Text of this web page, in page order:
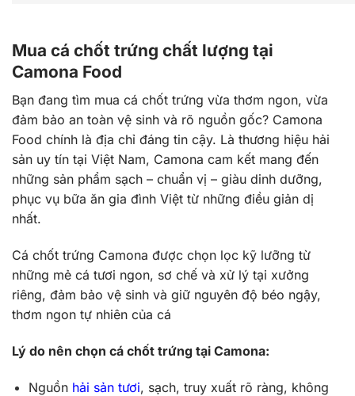
Mua cá chốt trứng chất lượng tại
Camona Food
Bạn đang tìm mua cá chốt trứng vừa thơm ngon, vừa
đảm bảo an toàn vệ sinh và rõ nguồn gốc? Camona
Food chính là địa chỉ đáng tin cậy. Là thương hiệu hải
sản uy tín tại Việt Nam, Camona cam kết mang đến
những sản phẩm sạch – chuẩn vị – giàu dinh dưỡng,
phục vụ bữa ăn gia đình Việt từ những điều giản dị
nhất.
Cá chốt trứng Camona được chọn lọc kỹ lưỡng từ
những mẻ cá tươi ngon, sơ chế và xử lý tại xưởng
riêng, đảm bảo vệ sinh và giữ nguyên độ béo ngậy,
thơm ngon tự nhiên của cá
Lý do nên chọn cá chốt trứng tại Camona:
Nguồn hải sản tươi, sạch, truy xuất rõ ràng, không